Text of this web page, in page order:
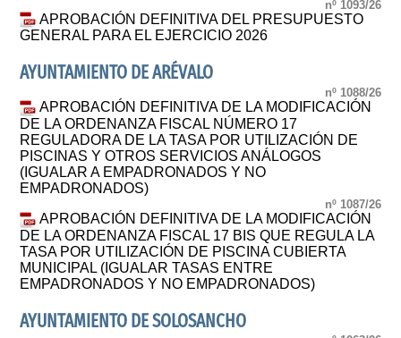
nº 1093/26
APROBACIÓN DEFINITIVA DEL PRESUPUESTO
GENERAL PARA EL EJERCICIO 2026
AYUNTAMIENTO DE ARÉVALO
nº 1088/26
APROBACIÓN DEFINITIVA DE LA MODIFICACIÓN
DE LA ORDENANZA FISCAL NÚMERO 17
REGULADORA DE LA TASA POR UTILIZACIÓN DE
PISCINAS Y OTROS SERVICIOS ANÁLOGOS
(IGUALAR A EMPADRONADOS Y NO
EMPADRONADOS)
nº 1087/26
APROBACIÓN DEFINITIVA DE LA MODIFICACIÓN
DE LA ORDENANZA FISCAL 17 BIS QUE REGULA LA
TASA POR UTILIZACIÓN DE PISCINA CUBIERTA
MUNICIPAL (IGUALAR TASAS ENTRE
EMPADRONADOS Y NO EMPADRONADOS)
AYUNTAMIENTO DE SOLOSANCHO